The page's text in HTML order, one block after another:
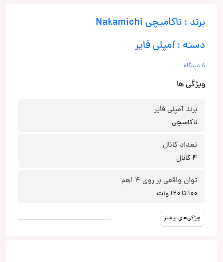
برند : ناکامیچی Nakamichi
دسته : آمپلی فایر
8 دیدگاه
ویژگی ها
برند آمپلی فایر
ناکامیچی
تعداد کانال
4 کانال
توان واقعی بر روی 4 اهم
100 تا 120 وات
ویژگی‌های بیشتر